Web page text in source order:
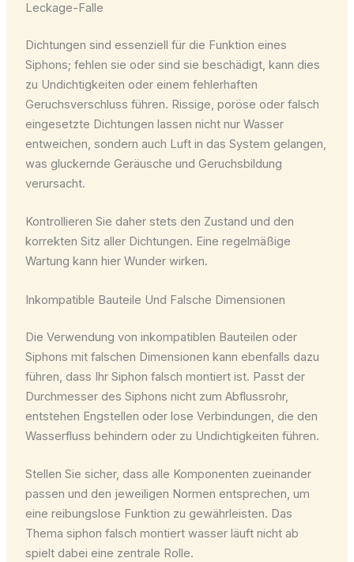
Leckage-Falle
Dichtungen sind essenziell für die Funktion eines
Siphons; fehlen sie oder sind sie beschädigt, kann dies
zu Undichtigkeiten oder einem fehlerhaften
Geruchsverschluss führen. Rissige, poröse oder falsch
eingesetzte Dichtungen lassen nicht nur Wasser
entweichen, sondern auch Luft in das System gelangen,
was gluckernde Geräusche und Geruchsbildung
verursacht.
Kontrollieren Sie daher stets den Zustand und den
korrekten Sitz aller Dichtungen. Eine regelmäßige
Wartung kann hier Wunder wirken.
Inkompatible Bauteile Und Falsche Dimensionen
Die Verwendung von inkompatiblen Bauteilen oder
Siphons mit falschen Dimensionen kann ebenfalls dazu
führen, dass Ihr Siphon falsch montiert ist. Passt der
Durchmesser des Siphons nicht zum Abflussrohr,
entstehen Engstellen oder lose Verbindungen, die den
Wasserfluss behindern oder zu Undichtigkeiten führen.
Stellen Sie sicher, dass alle Komponenten zueinander
passen und den jeweiligen Normen entsprechen, um
eine reibungslose Funktion zu gewährleisten. Das
Thema siphon falsch montiert wasser läuft nicht ab
spielt dabei eine zentrale Rolle.